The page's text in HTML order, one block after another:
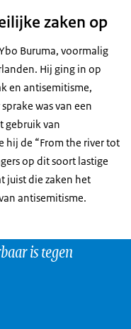
zaken op
Buruma, voormalig
Hij ging in op
en antisemitisme,
was van een
gebruik van
hij de “From the river tot
op dit soort lastige
juist die zaken het
antisemitisme.
is tegen